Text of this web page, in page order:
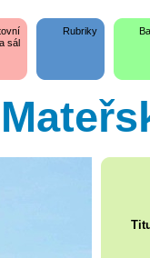
sál
Rubriky